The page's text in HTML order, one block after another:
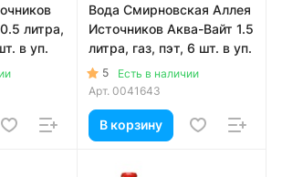
литра,
в уп.
Вода Смирновская Аллея
Источников Аква-Вайт 1.5
литра, газ, пэт, 6 шт. в уп.
5
Есть в наличии
Арт. 0041643
В корзину